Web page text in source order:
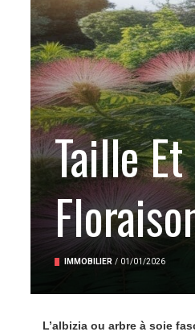
Taille
IMMOBILIER / 01/01/2026
L’albizia ou arbre à soie